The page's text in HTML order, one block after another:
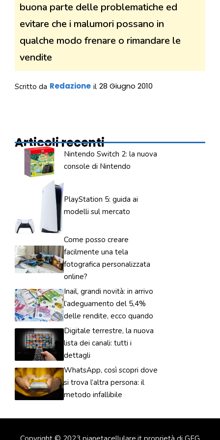
buona parte delle problematiche ed
evitare che i malumori possano in
qualche modo frenare o rimandare le
vendite
Scritto da Redazione il 28 Giugno 2010
Articoli recenti
Nintendo Switch 2: la nuova
console di Nintendo
PlayStation 5: guida ai
modelli sul mercato
Come posso creare
facilmente una tela
fotografica personalizzata
online?
Inail, grandi novità: in arrivo
l’adeguamento del 5,4%
delle rendite, ecco quando
Digitale terrestre, la nuova
lista dei canali: tutti i
dettagli
WhatsApp, così scopri dove
si trova l’altra persona: il
metodo infallibile